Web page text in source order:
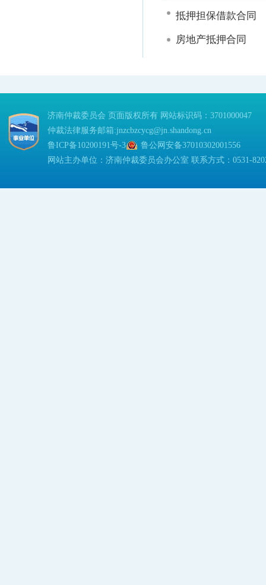
抵押担保借款合同
房地产抵押合同
济南仲裁委员会 页面版权所有 网站标识码：3701000047
仲裁法律服务邮箱:jnzcbzcycg@jn.shandong.cn
鲁ICP备10200191号-3
鲁公网安备37010302001556
网站主办单位：济南仲裁委员会办公室 联系方式：0531-